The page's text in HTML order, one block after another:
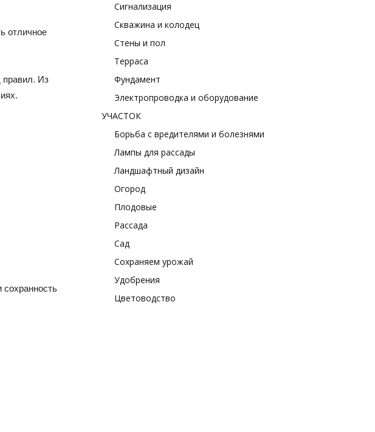
отличное
правил. Из
сохранность
Сигнализация
Скважина и колодец
Стены и пол
Терраса
Фундамент
Электропроводка и оборудование
УЧАСТОК
Борьба с вредителями и болезнями
Лампы для рассады
Ландшафтный дизайн
Огород
Плодовые
Рассада
Сад
Сохраняем урожай
Удобрения
Цветоводство